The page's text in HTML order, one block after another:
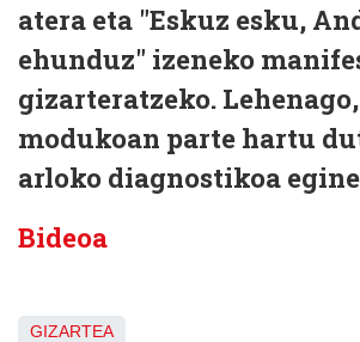
atera eta "Eskuz esku,
ehunduz" izeneko
gizarteratzeko.
modukoan parte hartu
arloko diagnostikoa
Bideoa
GIZARTEA